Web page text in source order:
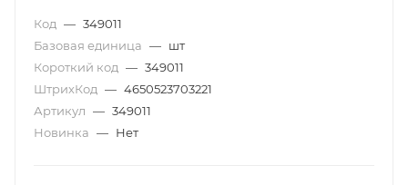
Код — 349011
Базовая единица — шт
Короткий код — 349011
ШтрихКод — 4650523703221
Артикул — 349011
Новинка — Нет